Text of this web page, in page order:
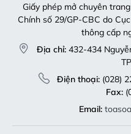
Giấy phép mở chuyên
Chính số 29/GP-CBC do
thông cấp
Địa chỉ: 432-434
Điện thoại:(028)
Fax:
Email: